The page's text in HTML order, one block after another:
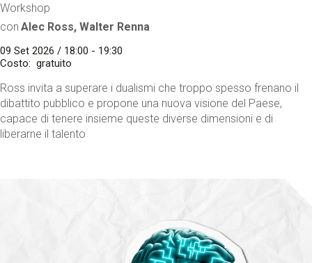
Workshop
con Alec Ross, Walter Renna
09 Set 2026 / 18:00 - 19:30
Costo
gratuito
Ross invita a superare i dualismi che troppo spesso frenano il
dibattito pubblico e propone una nuova visione del Paese,
capace di tenere insieme queste diverse dimensioni e di
liberarne il talento